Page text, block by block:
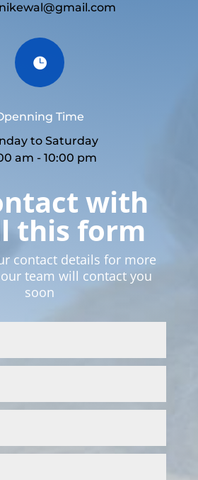

Time
to Saturday
am - 10:00 pm
with
this form
contact details for more
team will contact you
soon